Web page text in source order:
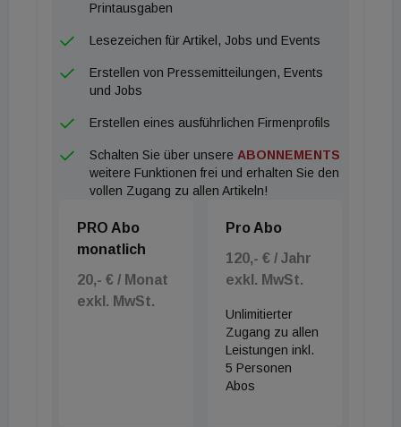
vor. Ein weiteres niederösterreichisches
Eigentumsprojekt sind die TechWoodHomes in
war es, "das perfekte Haus" in moderner
Konzepts reichen vom freistehenden
Einfamilienhaus bis hin zu Reihen- und
Doppelhäusern. Jetzt kommen zehn Doppelhäuser
den Verkauf. Sie sind in atmungsaktiver
Holzbauweise mit nachhaltiger Schafwolldämmung
gebaut und haben je eine hauseigene
Photovoltaikanlage sowie eine Luftwärmepumpe
zur Heizung und Kühlung. Sie sind Smart Homes mit
Zutritt über KNX, Licht, optionale Kameras sowie
die automatische Beschattung ist per App
Printausgaben
Lesezeichen für Artikel, Jobs und Events
Erstellen von Pressemitteilungen, Events
und Jobs
Erstellen eines ausführlichen Firmenprofils
Schalten Sie über unsere ABONNEMENTS
weitere Funktionen frei und erhalten Sie den
vollen Zugang zu allen Artikeln!
PRO Abo
monatlich
20,- € / Monat
exkl. MwSt.
Pro Abo
120,- € / Jahr
exkl. MwSt.
Unlimitierter
Zugang zu allen
Leistungen inkl.
5 Personen
Abos